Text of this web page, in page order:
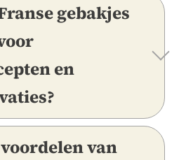
gebakjes
en
van